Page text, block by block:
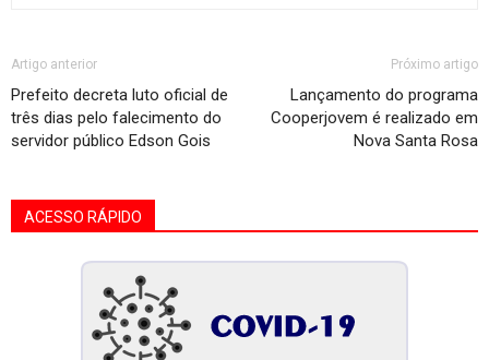
Artigo anterior
Prefeito decreta luto oficial de
três dias pelo falecimento do
servidor público Edson Gois
Próximo artigo
Lançamento do programa
Cooperjovem é realizado em
Nova Santa Rosa
ACESSO RÁPIDO